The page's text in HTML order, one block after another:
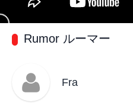
Rumor ルーマー
Fra